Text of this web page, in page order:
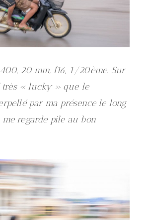
20 mm, f16, 1/20ème. Sur
très « lucky » que le
par ma présence le long
me regarde pile au bon